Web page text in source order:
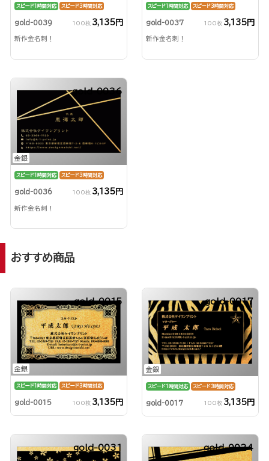
スピード1時間対応 スピード3時間対応
gold-0039 100枚 3,135円
新作金名刺！
スピード1時間対応 スピード3時間対応
gold-0037 100枚 3,135円
新作金名刺！
金銀
gold-0036
スピード1時間対応 スピード3時間対応
gold-0036 100枚 3,135円
新作金名刺！
おすすめ商品
金銀
gold-0015
スピード1時間対応 スピード3時間対応
gold-0015 100枚 3,135円
金銀
gold-0017
スピード1時間対応 スピード3時間対応
gold-0017 100枚 3,135円
gold-0031 gold-0024